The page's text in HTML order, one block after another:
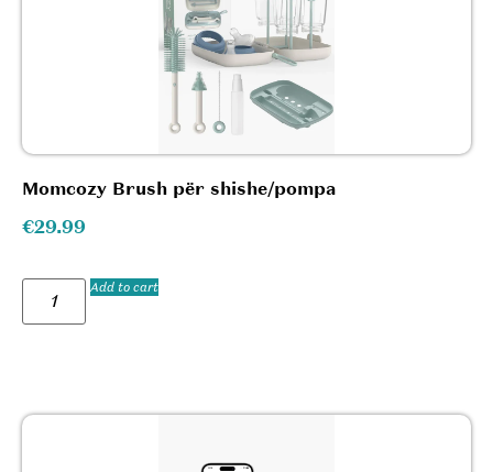
Momcozy Brush për shishe/pompa
€29.99
Add to cart